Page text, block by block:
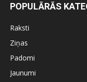
POPULĀRĀS
Raksti
Ziņas
Padomi
Jaunumi